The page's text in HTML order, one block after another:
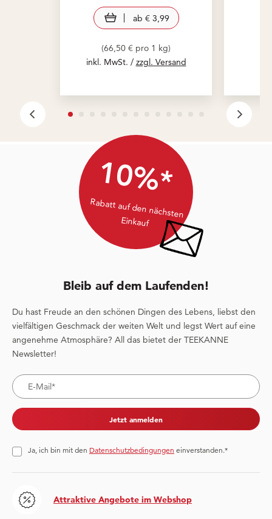
view product
ab € 3,99
(66,50 € pro 1 kg)
inkl. MwSt. / zzgl. Versand
10%*
Rabatt auf den nächsten
Einkauf
Bleib auf dem Laufenden!
Du hast Freude an den schönen Dingen des Lebens, liebst den
vielfältigen Geschmack der weiten Welt und legst Wert auf eine
angenehme Atmosphäre? All das bietet der TEEKANNE
Newsletter!
Jetzt anmelden
Ja, ich bin mit den Datenschutzbedingungen einverstanden.*
Attraktive Angebote im Webshop